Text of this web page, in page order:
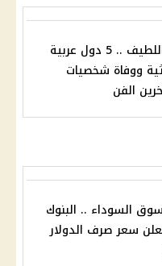
توقعات ليلى عبد اللطيف .. 5 دول عربية
ووفاة شخصيات
الفن
السوداء .. البنوك
سعر صرف الدولار